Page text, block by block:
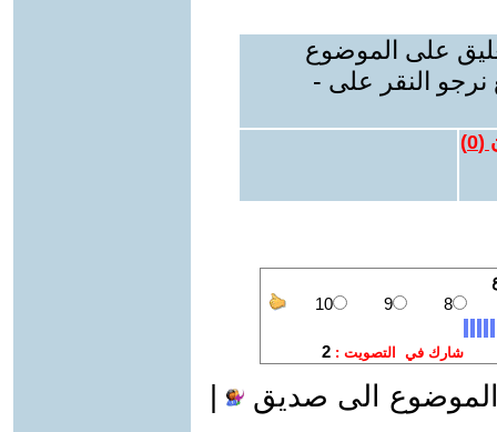
على الموضوع
نرجو النقر على -
(
0
)
الى صديق